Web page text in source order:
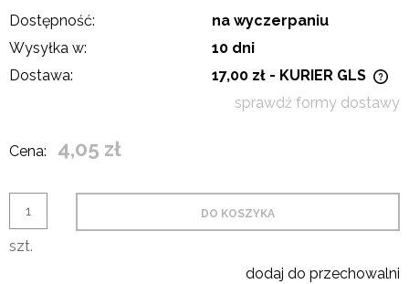
Dostępność:
na wyczerpaniu
Wysyłka w:
10 dni
Dostawa:
17,00 zł - KURIER GLS
sprawdź formy dostawy
Cena: 4,05 zł
szt.
DO KOSZYKA
dodaj do przechowalni